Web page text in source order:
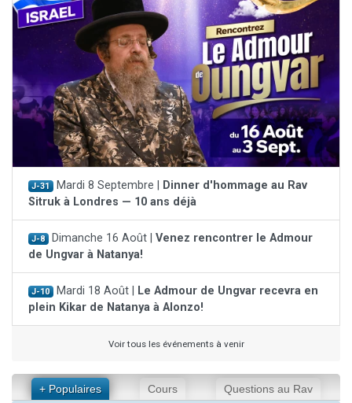
J-31 Mardi 8 Septembre |
Dinner d'hommage au Rav
Sitruk à Londres — 10 ans déjà
J-8 Dimanche 16 Août | Venez rencontrer le Admour
de Ungvar à Natanya!
J-10 Mardi 18 Août |
Le Admour de Ungvar recevra en
plein Kikar de Natanya à Alonzo!
Voir tous les événements à venir
+ Populaires Cours Questions au Rav